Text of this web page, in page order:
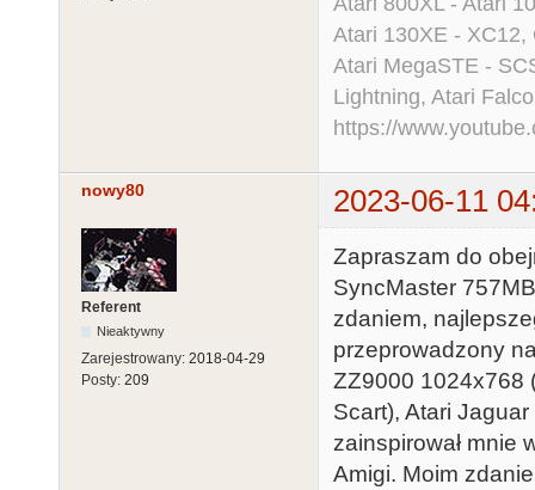
Atari 130XE - XC12,
Atari MegaSTE -
Lightning, Atari
https://
nowy80 2023-06-11
Referent
Nieaktywny
Zarejestrowany: 2018-04-29
Posty: 209
Zapraszam do
SyncMaster
zdaniem,
przeprowadzony
ZZ9000 1024x768
Scart), Atari
zainspirował mnie
Amigi. Moim